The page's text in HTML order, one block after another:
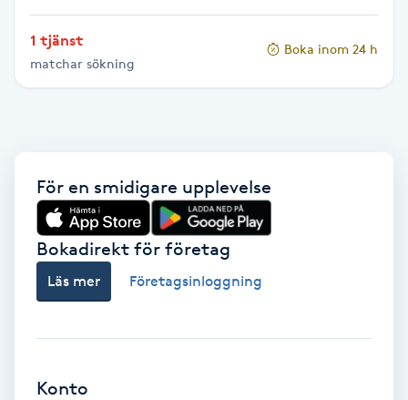
IPL hårborttagning
Japansk massage
1 tjänst
matchar sökning
Boka inom 24 h
För en smidigare upplevelse
Bokadirekt för företag
Läs mer Företagsinloggning
Konto